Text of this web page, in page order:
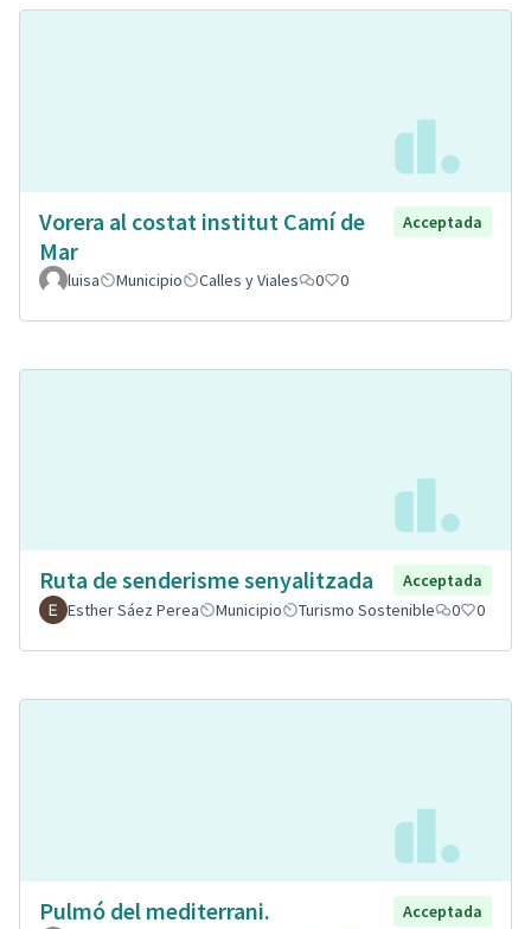
Vorera al costat institut Camí de
Mar
Acceptada
luisa Municipio Calles y Viales 0 0
Ruta de senderisme senyalitzada
Acceptada
Esther Sáez Perea
Municipio Turismo Sostenible 0 0
Pulmó del mediterrani.
Acceptada